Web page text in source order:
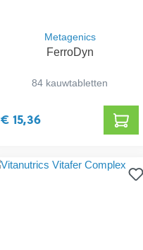
Metagenics
FerroDyn
84 kauwtabletten
€ 15,36